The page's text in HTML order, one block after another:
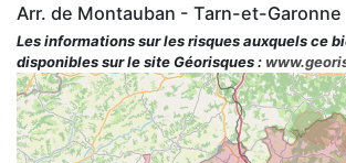
Arr. de Montauban - Tarn-et-Garonne
Les informations sur les risques auxquels ce
disponibles sur le site Géorisques :